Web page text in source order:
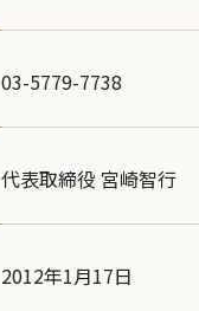
03-5779-7738
代表取締役 宮崎智行
2012年1月17日